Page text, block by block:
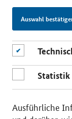
Auswahl
Statistik
Ausführliche